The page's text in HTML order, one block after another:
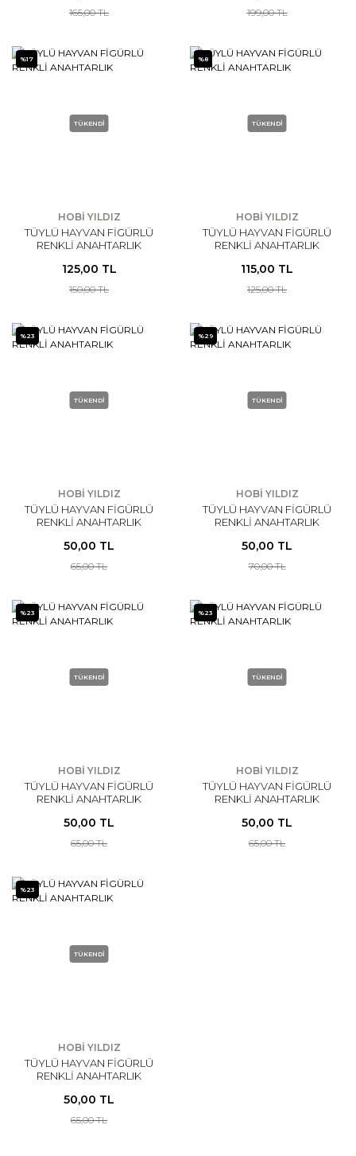
165,00 TL 199,00 TL
%17
TÜKENDİ
HOBİ YILDIZ
TÜYLÜ HAYVAN FİGÜRLÜ
RENKLİ ANAHTARLIK
125,00 TL
150,00 TL
%8
TÜKENDİ
HOBİ YILDIZ
TÜYLÜ HAYVAN FİGÜRLÜ
RENKLİ ANAHTARLIK
115,00 TL
125,00 TL
%23
TÜKENDİ
HOBİ YILDIZ
TÜYLÜ HAYVAN FİGÜRLÜ
RENKLİ ANAHTARLIK
50,00 TL
65,00 TL
%29
TÜKENDİ
HOBİ YILDIZ
TÜYLÜ HAYVAN FİGÜRLÜ
RENKLİ ANAHTARLIK
50,00 TL
70,00 TL
%23
TÜKENDİ
HOBİ YILDIZ
TÜYLÜ HAYVAN FİGÜRLÜ
RENKLİ ANAHTARLIK
50,00 TL
65,00 TL
%23
TÜKENDİ
HOBİ YILDIZ
TÜYLÜ HAYVAN FİGÜRLÜ
RENKLİ ANAHTARLIK
50,00 TL
65,00 TL
%23
TÜKENDİ
HOBİ YILDIZ
TÜYLÜ HAYVAN FİGÜRLÜ
RENKLİ ANAHTARLIK
50,00 TL
65,00 TL